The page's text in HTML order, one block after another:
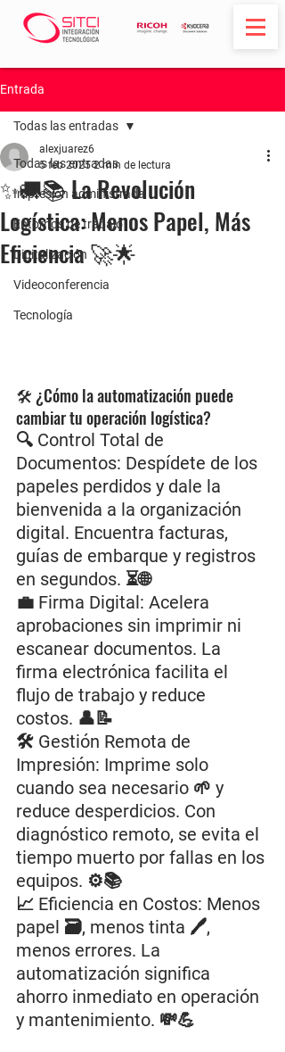
Entrada
Todas las entradas
Impresión administrada
Entornos de trabajo
Digitalización
Videoconferencia
Tecnología
Todas las entradas
✨🚚📚 La Revolución
Logística: Menos Papel, Más
Eficiencia 🚀🌟
alexjuarez6
5 feb 2025 2 min de lectura
🛠️ ¿Cómo la automatización puede
cambiar tu operación logística?
🔍 Control Total de
Documentos: Despídete de los
papeles perdidos y dale la
bienvenida a la organización
digital. Encuentra facturas,
guías de embarque y registros
en segundos. ⏳🌐
💼 Firma Digital: Acelera
aprobaciones sin imprimir ni
escanear documentos. La
firma electrónica facilita el
flujo de trabajo y reduce
costos. 👤📝
🛠️ Gestión Remota de
Impresión: Imprime solo
cuando sea necesario 🌱 y
reduce desperdicios. Con
diagnóstico remoto, se evita el
tiempo muerto por fallas en los
equipos. ⚙️📚
📈 Eficiencia en Costos: Menos
papel 🗃️, menos tinta 🖊️,
menos errores. La
automatización significa
ahorro inmediato en operación
y mantenimiento. 💸💪